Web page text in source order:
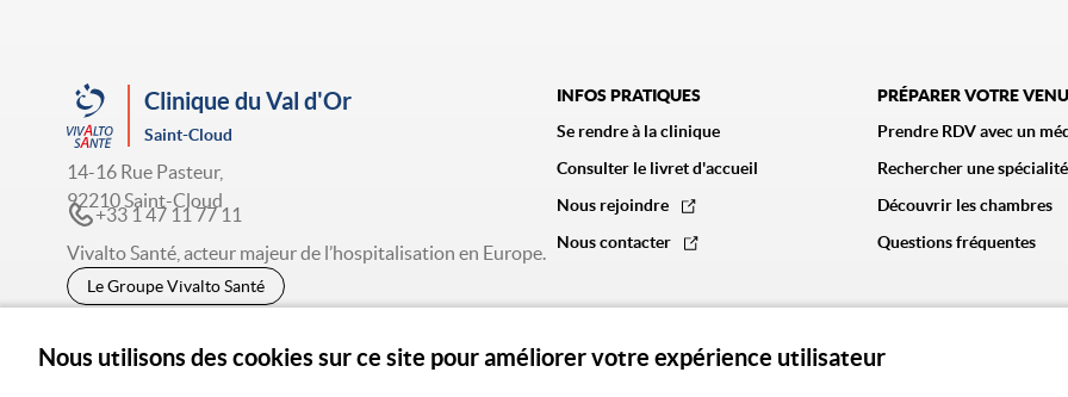
Nous utilisons des cookies sur ce site pour améliorer votre expérience utilisateur
Clinique du Val d'Or
Saint-Cloud
14-16 Rue Pasteur,
92210 Saint-Cloud
+33 1 47 11 77 11
Vivalto Santé, acteur majeur de l’hospitalisation en Europe.
Le Groupe Vivalto Santé
INFOS PRATIQUES
Se rendre à la clinique
Consulter le livret d'accueil
Nous rejoindre
Nous contacter
PRÉPARER VOTRE
Prendre RDV avec un
Rechercher une spécialité
Découvrir les chambres
Questions fréquentes